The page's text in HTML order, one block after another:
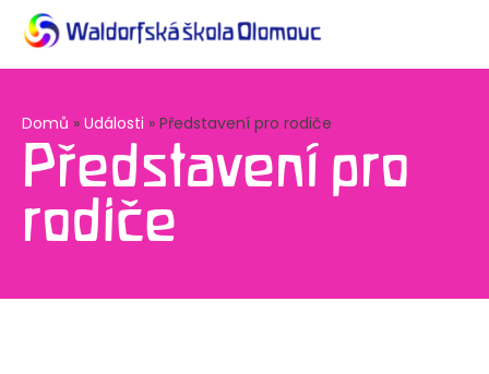
Domů » Události » Představení pro rodiče
Představení pro
rodiče